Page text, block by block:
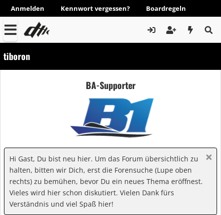
Anmelden Kennwort vergessen? Boardregeln
tiboron
BA-Supporter
Hi Gast, Du bist neu hier. Um das Forum übersichtlich zu
halten, bitten wir Dich, erst die Forensuche (Lupe oben
rechts) zu bemühen, bevor Du ein neues Thema eröffnest.
Vieles wird hier schon diskutiert. Vielen Dank fürs
Verständnis und viel Spaß hier!